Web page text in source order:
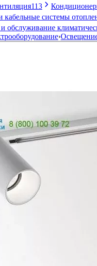
113
кабельные системы
обслуживание
›